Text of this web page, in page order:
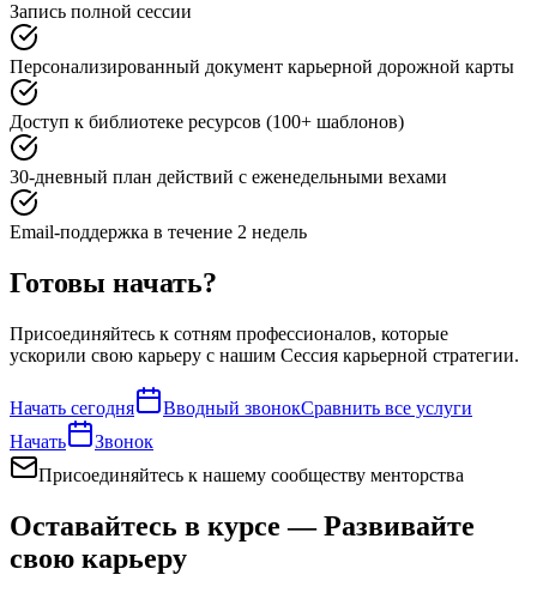
Запись полной сессии
Персонализированный документ карьерной дорожной карты
Доступ к библиотеке ресурсов (100+ шаблонов)
30-дневный план действий с еженедельными вехами
Email-поддержка в течение 2 недель
Готовы начать?
Присоединяйтесь к сотням профессионалов, которые
ускорили свою карьеру с нашим Сессия карьерной стратегии.
Начать сегодня Вводный звонокСравнить все услуги
Начать
Звонок
Присоединяйтесь к нашему сообществу менторства
Оставайтесь в курсе — Развивайте
свою карьеру